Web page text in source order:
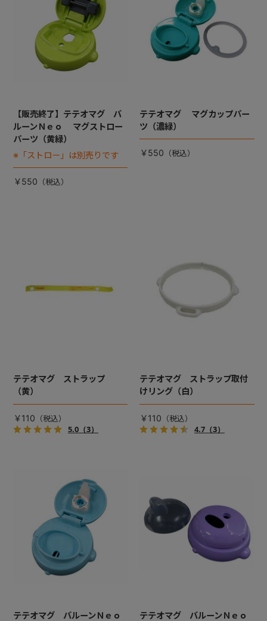
【販売終了】テテオマグ バ
ルーンＮｅｏ マグストロー
パーツ（黄緑）
※「ストロー」は別売りです
￥550
テテオマグ マグカップパー
ツ（濃緑）
￥550
テテオマグ ストラップ
（黄）
￥110
5.0（3）
テテオマグ ストラップ取付
けリング（白）
￥110
4.7（3）
テテオマグ バルーンＮｅｏ
テテオマグ バルーンＮｅｏ